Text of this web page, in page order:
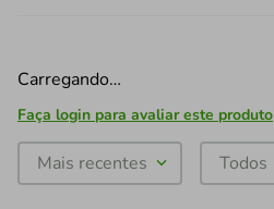
Carregando…
Faça login para avaliar este produto
Mais recentes Todos